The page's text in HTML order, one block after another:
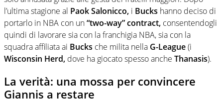
l’ultima stagione al Paok Salonicco, i Bucks hanno deciso di
portarlo in NBA con un“two-way” contract, consentendogli
quindi di lavorare sia con la franchigia NBA, sia con la
squadra affiliata ai Bucks che milita nella G-League(i
Wisconsin Herd, dove ha giocato spesso anche Thanasis).
La verità: una mossa per convincere
Giannis a restare